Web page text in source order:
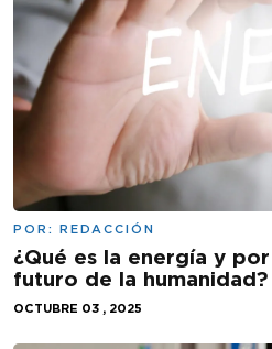
POR: REDACCIÓN
¿Qué es la energía y
futuro de la humanidad?
OCTUBRE 03 , 2025